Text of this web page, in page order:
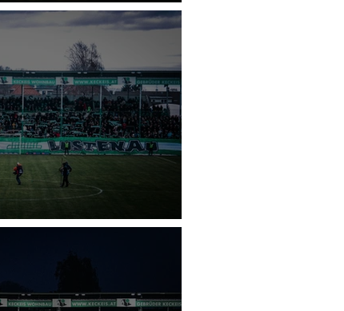
SK Sturm Graz
- FK Austria Wien